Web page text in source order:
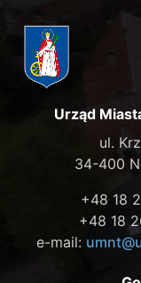
Urząd
ul.
34-400
+48 18
+48 18
e-mail: